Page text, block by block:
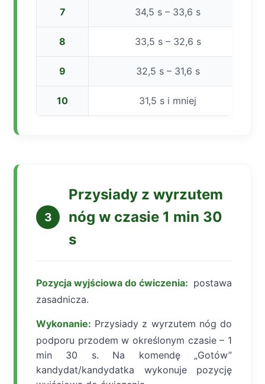
7 34,5 s – 33,6 s
8 33,5 s – 32,6 s
9 32,5 s – 31,6 s
10 31,5 s i mniej
3
Przysiady z wyrzutem
nóg w czasie 1 min 30
s
Pozycja wyjściowa do ćwiczenia: postawa
zasadnicza.
Wykonanie: Przysiady z wyrzutem nóg do
podporu przodem w określonym czasie – 1
min 30 s. Na komendę „Gotów”
kandydat/kandydatka wykonuje pozycję